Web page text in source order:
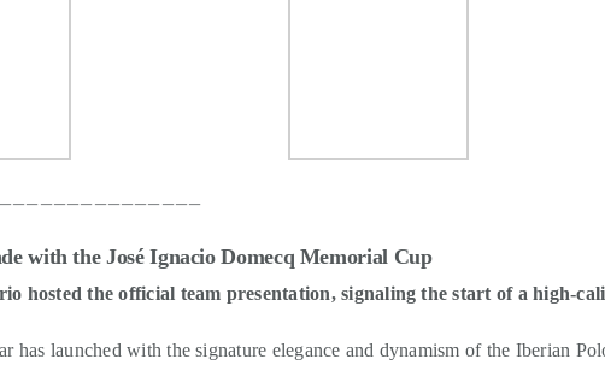
with the José Ignacio Domecq Memorial Cup
hosted the official team presentation, signaling the start of a high-
has launched with the signature elegance and dynamism of the Iberian